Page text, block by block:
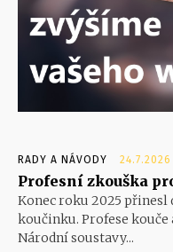
RADY A NÁVODY 24.7.2026
Profesní zkouška
Konec roku 2025
koučinku. Profese kouče
Národní soustavy...